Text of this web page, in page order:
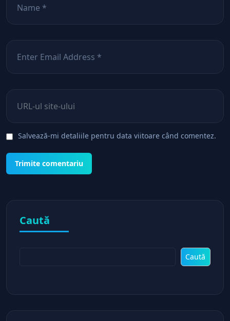
Salvează-mi detaliile pentru data viitoare când comentez.
Caută
Caută